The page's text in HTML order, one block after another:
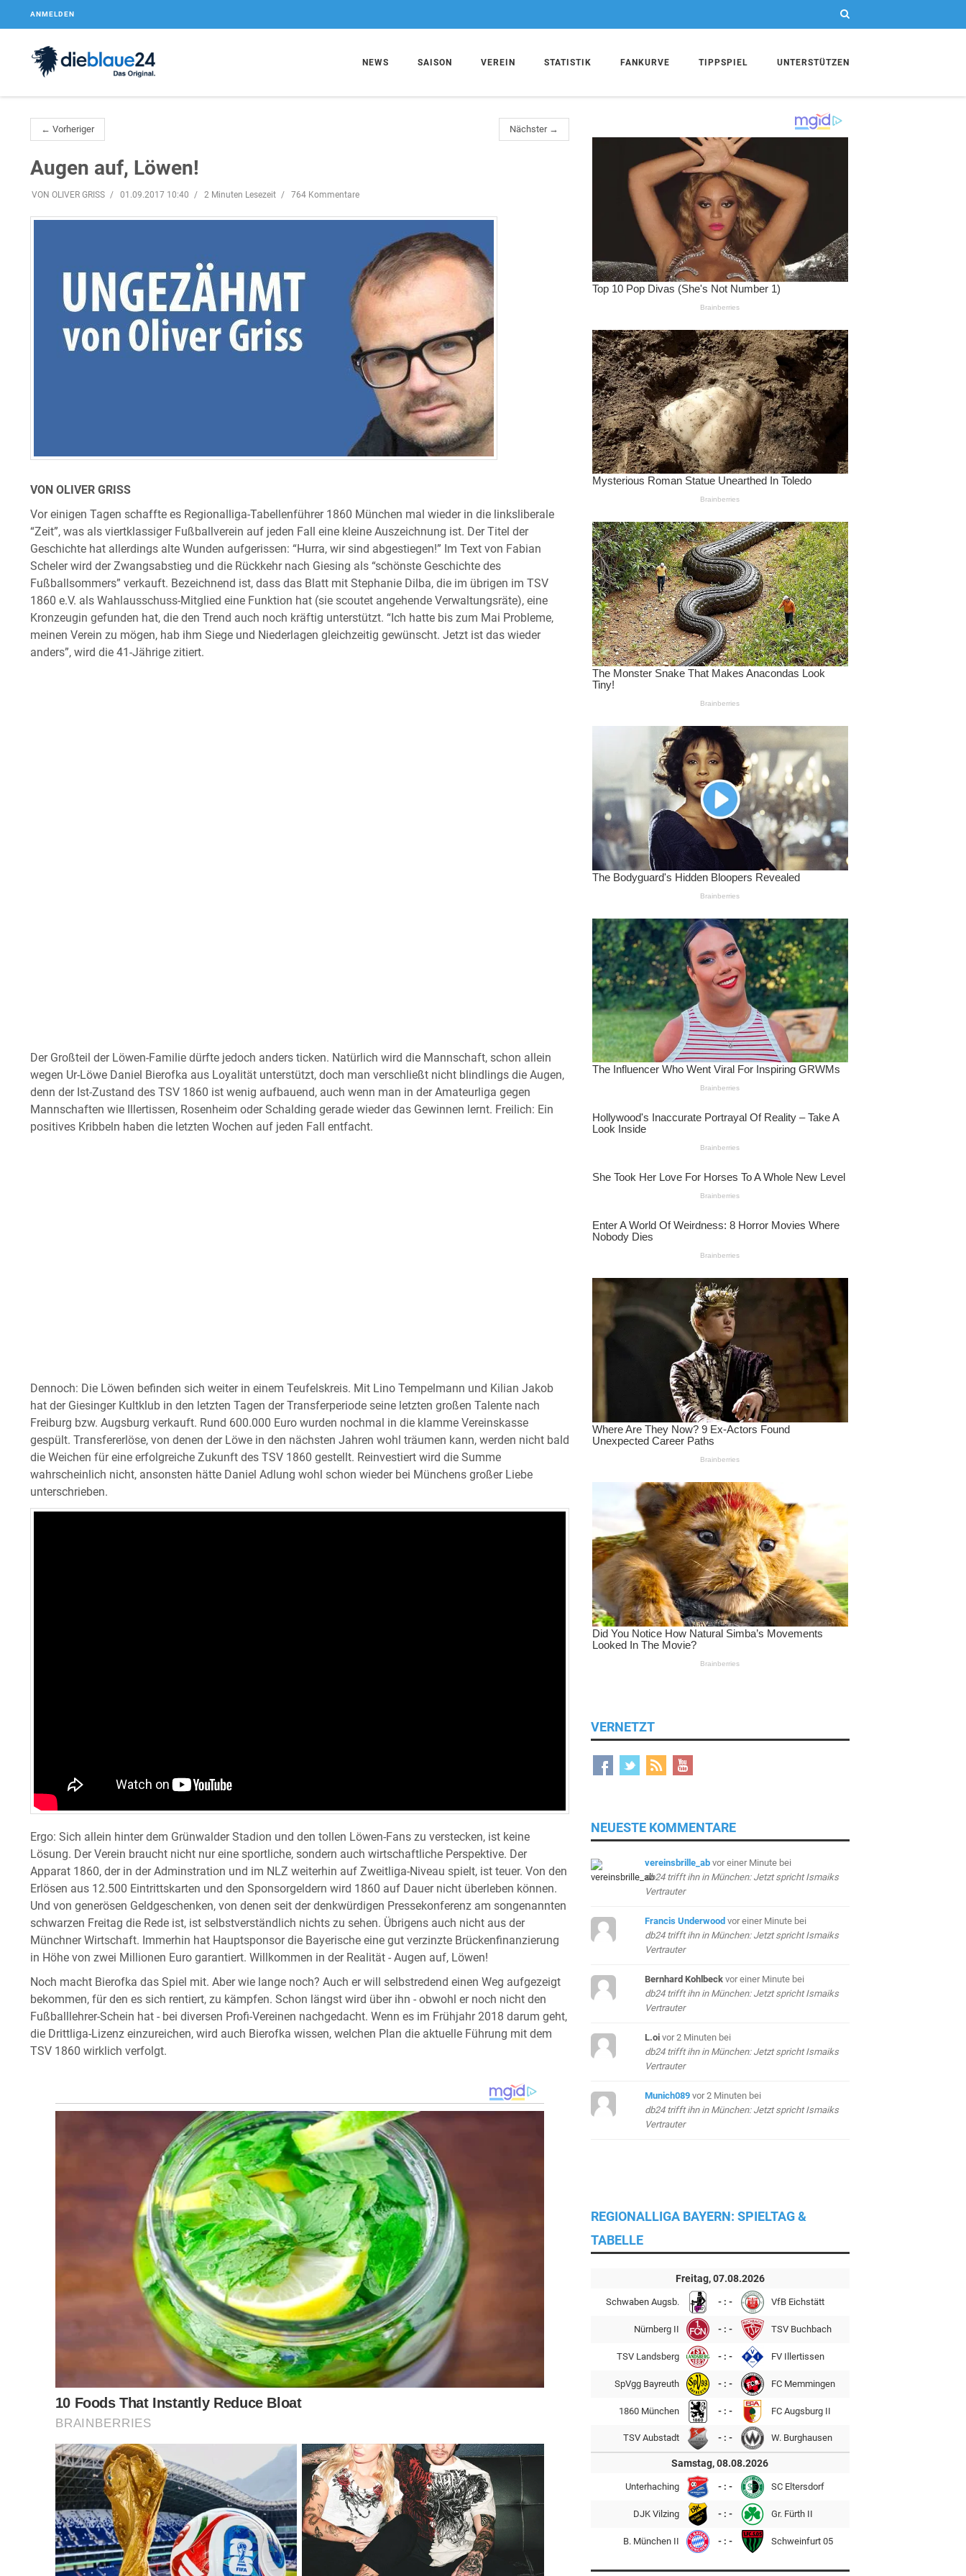
ANMELDEN
NEWS SAISON VEREIN STATISTIK FANKURVE TIPPSPIEL UNTERSTÜTZEN
← Vorheriger Nächster →
Augen auf, Löwen!
VON OLIVER GRISS 01.09.2017 10:40 2 Minuten Lesezeit 764 Kommentare
VON OLIVER GRISS
Vor einigen Tagen schaffte es Regionalliga-Tabellenführer 1860 München mal wieder in die linksliberale
“Zeit”, was als viertklassiger Fußballverein auf jeden Fall eine kleine Auszeichnung ist. Der Titel der
Geschichte hat allerdings alte Wunden aufgerissen: “Hurra, wir sind abgestiegen!” Im Text von Fabian
Scheler wird der Zwangsabstieg und die Rückkehr nach Giesing als “schönste Geschichte des
Fußballsommers” verkauft. Bezeichnend ist, dass das Blatt mit Stephanie Dilba, die im übrigen im TSV
1860 e.V. als Wahlausschuss-Mitglied eine Funktion hat (sie scoutet angehende Verwaltungsräte), eine
Kronzeugin gefunden hat, die den Trend auch noch kräftig unterstützt. “Ich hatte bis zum Mai Probleme,
meinen Verein zu mögen, hab ihm Siege und Niederlagen gleichzeitig gewünscht. Jetzt ist das wieder
anders”, wird die 41-Jährige zitiert.
Der Großteil der Löwen-Familie dürfte jedoch anders ticken. Natürlich wird die Mannschaft, schon allein
wegen Ur-Löwe Daniel Bierofka aus Loyalität unterstützt, doch man verschließt nicht blindlings die Augen,
denn der Ist-Zustand des TSV 1860 ist wenig aufbauend, auch wenn man in der Amateurliga gegen
Mannschaften wie Illertissen, Rosenheim oder Schalding gerade wieder das Gewinnen lernt. Freilich: Ein
positives Kribbeln haben die letzten Wochen auf jeden Fall entfacht.
Dennoch: Die Löwen befinden sich weiter in einem Teufelskreis. Mit Lino Tempelmann und Kilian Jakob
hat der Giesinger Kultklub in den letzten Tagen der Transferperiode seine letzten großen Talente nach
Freiburg bzw. Augsburg verkauft. Rund 600.000 Euro wurden nochmal in die klamme Vereinskasse
gespült. Transfererlöse, von denen der Löwe in den nächsten Jahren wohl träumen kann, werden nicht bald
die Weichen für eine erfolgreiche Zukunft des TSV 1860 gestellt. Reinvestiert wird die Summe
wahrscheinlich nicht, ansonsten hätte Daniel Adlung wohl schon wieder bei Münchens großer Liebe
unterschrieben.
Ergo: Sich allein hinter dem Grünwalder Stadion und den tollen Löwen-Fans zu verstecken, ist keine
Lösung. Der Verein braucht nicht nur eine sportliche, sondern auch wirtschaftliche Perspektive. Der
Apparat 1860, der in der Adminstration und im NLZ weiterhin auf Zweitliga-Niveau spielt, ist teuer. Von den
Erlösen aus 12.500 Eintrittskarten und den Sponsorgeldern wird 1860 auf Dauer nicht überleben können.
Und von generösen Geldgeschenken, von denen seit der denkwürdigen Pressekonferenz am songenannten
schwarzen Freitag die Rede ist, ist selbstverständlich nichts zu sehen. Übrigens auch nicht aus der
Münchner Wirtschaft. Immerhin hat Hauptsponsor die Bayerische eine gut verzinzte Brückenfinanzierung
in Höhe von zwei Millionen Euro garantiert. Willkommen in der Realität - Augen auf, Löwen!
Noch macht Bierofka das Spiel mit. Aber wie lange noch? Auch er will selbstredend einen Weg aufgezeigt
bekommen, für den es sich rentiert, zu kämpfen. Schon längst wird über ihn - obwohl er noch nicht den
Fußballlehrer-Schein hat - bei diversen Profi-Vereinen nachgedacht. Wenn es im Frühjahr 2018 darum geht,
die Drittliga-Lizenz einzureichen, wird auch Bierofka wissen, welchen Plan die aktuelle Führung mit dem
TSV 1860 wirklich verfolgt.
VERNETZT
NEUESTE KOMMENTARE
vereinsbrille_ab vor einer Minutebei
db24 trifft ihn in München: Jetzt spricht Ismaiks
Vertrauter
Francis Underwood vor einer Minutebei
db24 trifft ihn in München: Jetzt spricht Ismaiks
Vertrauter
Bernhard Kohlbeck vor einer Minutebei
db24 trifft ihn in München: Jetzt spricht Ismaiks
Vertrauter
L.oi vor 2 Minuten bei
db24 trifft ihn in München: Jetzt spricht Ismaiks
Vertrauter
Munich089 vor 2 Minuten bei
db24 trifft ihn in München: Jetzt spricht Ismaiks
Vertrauter
REGIONALLIGA BAYERN: SPIELTAG &
TABELLE
Freitag, 07.08.2026
Schwaben Augsb. - : - VfB Eichstätt
Nürnberg II - : - TSV Buchbach
TSV Landsberg - : - FV Illertissen
SpVgg Bayreuth - : - FC Memmingen
1860 München - : - FC Augsburg II
TSV Aubstadt - : - W. Burghausen
Samstag, 08.08.2026
Unterhaching - : - SC Eltersdorf
DJK Vilzing - : - Gr. Fürth II
B. München II - : - Schweinfurt 05